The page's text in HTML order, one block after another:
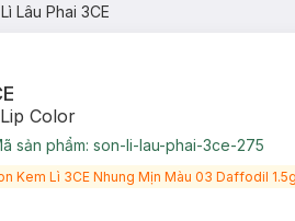
Lâu Phai 3CE
Color
sản phẩm: son-li-lau-phai-3ce-275
Kem Lì 3CE Nhung Mịn Màu 03 Daffodil